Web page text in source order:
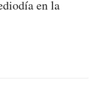
en la